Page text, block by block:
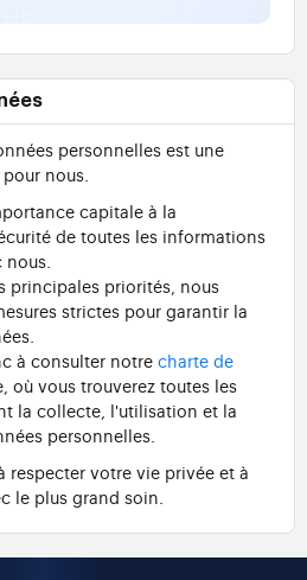
personnelles est une
nous.
capitale à la
de toutes les informations
principales priorités, nous
strictes pour garantir la
à consulter notre charte de
où vous trouverez toutes les
la collecte, l'utilisation et la
personnelles.
respecter votre vie privée et à
le plus grand soin.